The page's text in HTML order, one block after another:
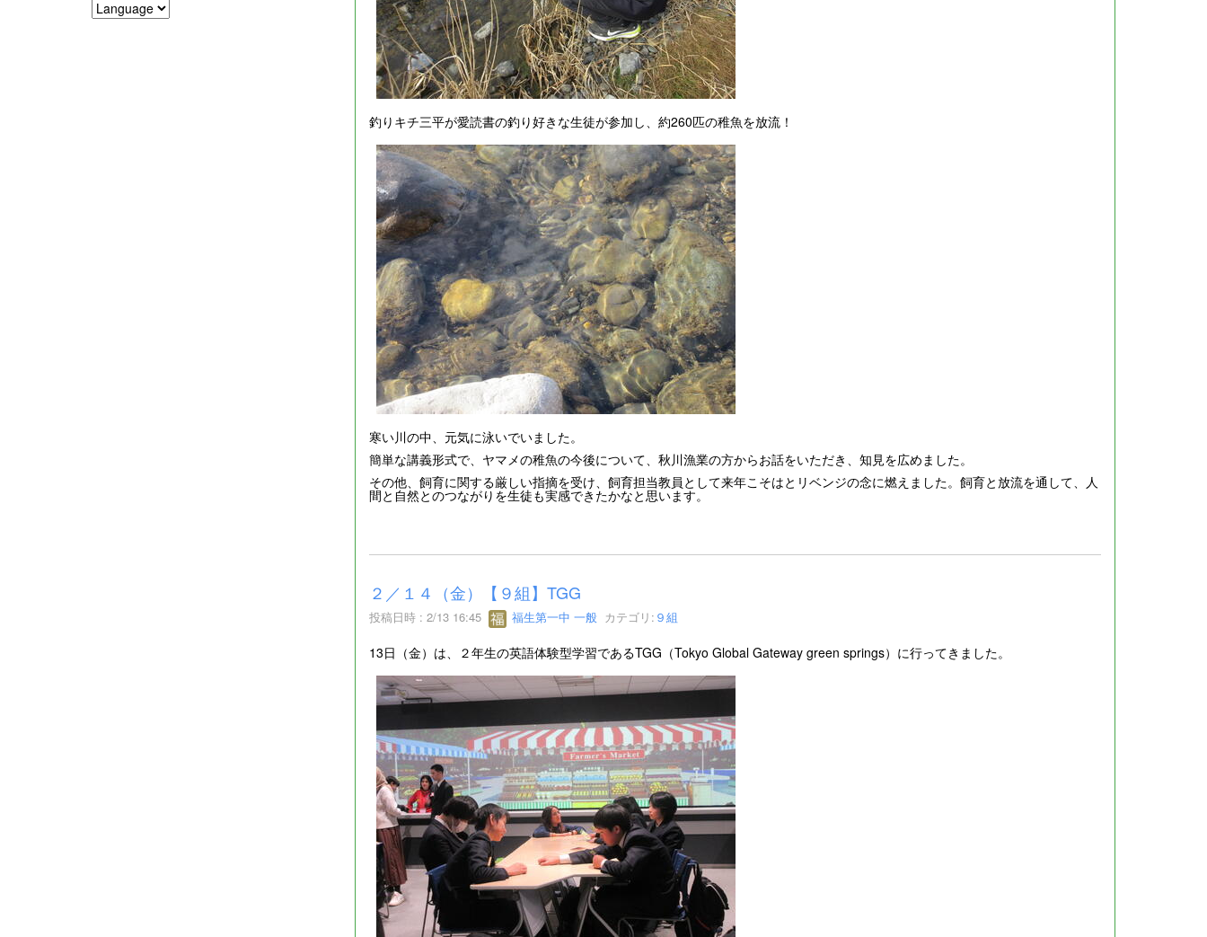
釣りキチ三平が愛読書の釣り好きな生徒が参加し、約260匹の稚魚を放流！
寒い川の中、元気に泳いでいました。
簡単な講義形式で、ヤマメの稚魚の今後について、秋川漁業の方からお話をいただき、知見を広めました。
その他、飼育に関する厳しい指摘を受け、飼育担当教員として来年こそはとリベンジの念に燃えました。飼育と放流を通して、人
間と自然とのつながりを生徒も実感できたかなと思います。
２／１４（金）【９組】TGG
投稿日時 : 2/13 16:45 福生第一中 一般 カテゴリ: ９組
13日（金）は、２年生の英語体験型学習であるTGG（Tokyo Global Gateway green springs）に行ってきました。